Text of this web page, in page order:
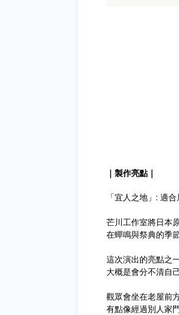
｜製作亮點｜
「宜人之地」: 適
芒川工作室將日本
在蟬鳴與祭典的季
這次演出的亮點之
大概是會分不清自
觀眾會坐在老屋前
有點像經過別人家